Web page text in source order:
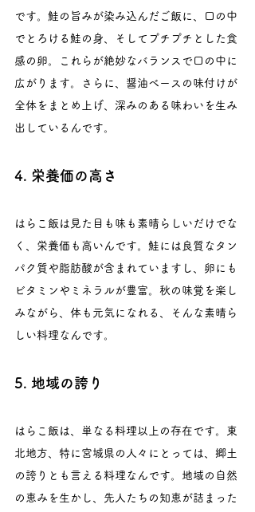
です。鮭の旨みが染み込んだご飯に、口の中
でとろける鮭の身、そしてプチプチとした食
感の卵。これらが絶妙なバランスで口の中に
広がります。さらに、醤油ベースの味付けが
全体をまとめ上げ、深みのある味わいを生み
出しているんです。
4. 栄養価の高さ
はらこ飯は見た目も味も素晴らしいだけでな
く、栄養価も高いんです。鮭には良質なタン
パク質や脂肪酸が含まれていますし、卵にも
ビタミンやミネラルが豊富。秋の味覚を楽し
みながら、体も元気になれる、そんな素晴ら
しい料理なんです。
5. 地域の誇り
はらこ飯は、単なる料理以上の存在です。東
北地方、特に宮城県の人々にとっては、郷土
の誇りとも言える料理なんです。地域の自然
の恵みを生かし、先人たちの知恵が詰まった